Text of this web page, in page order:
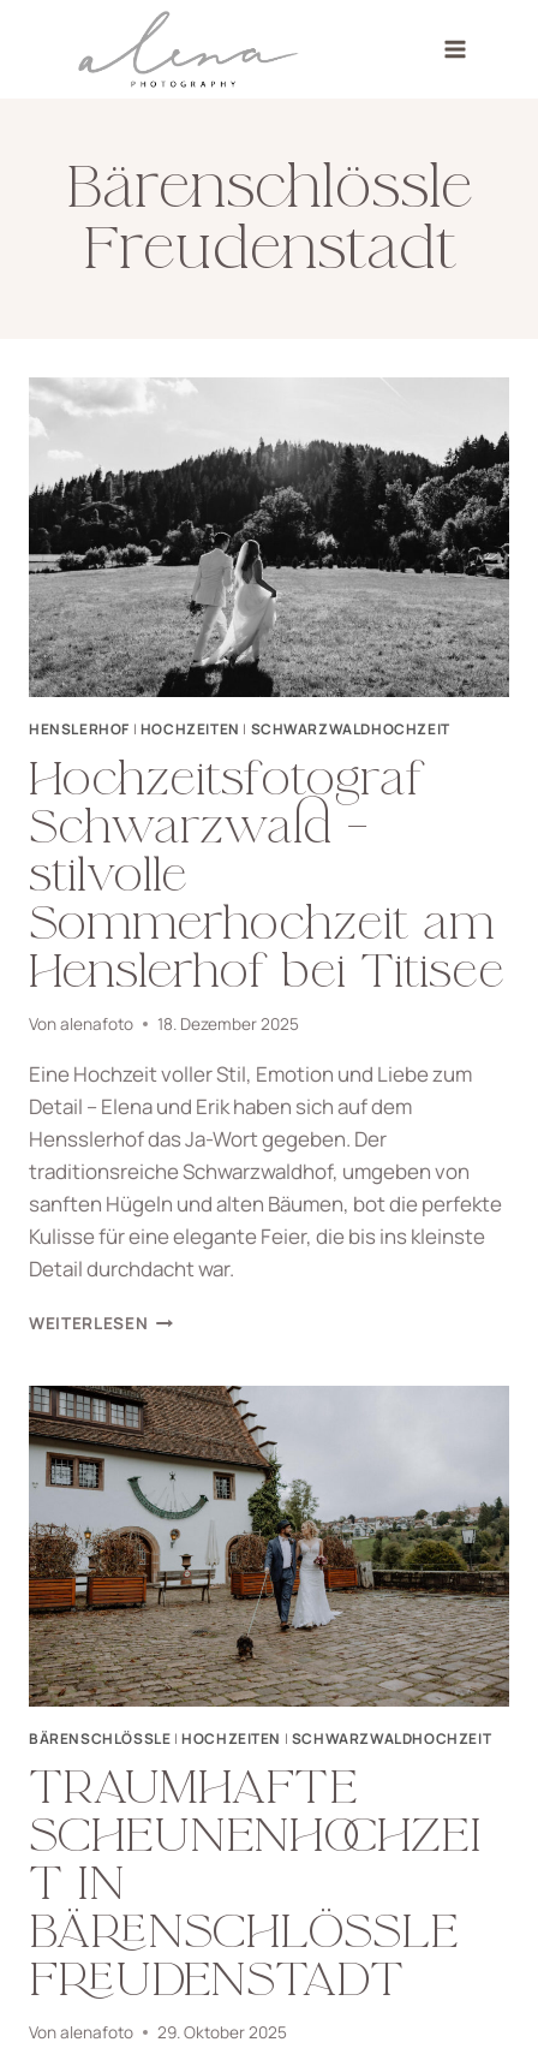
springen
Bärenschlössle
Freudenstadt
HENSLERHOF | HOCHZEITEN | SCHWARZWALDHOCHZEIT
Hochzeitsfotograf
Schwarzwald –
stilvolle
Sommerhochzeit am
Henslerhof bei Titisee
Vonalenafoto 18. Dezember 2025
Eine Hochzeit voller Stil, Emotion und Liebe zum
Detail – Elena und Erik haben sich auf dem
Hensslerhof das Ja-Wort gegeben. Der
traditionsreiche Schwarzwaldhof, umgeben von
sanften Hügeln und alten Bäumen, bot die perfekte
Kulisse für eine elegante Feier, die bis ins kleinste
Detail durchdacht war.
WEITERLESEN HOCHZEITSFOTOGRAF
STILVOLLE
SOMMERHOCHZEIT
AM
HENSLERHOF
TITISEE
BÄRENSCHLÖSSLE |HOCHZEITEN | SCHWARZWALDHOCHZEIT
TRAUMHAFTE
SCHEUNENHOCHZEI
T IN
BÄRENSCHLÖSSLE
FREUDENSTADT
Vonalenafoto 29. Oktober 2025